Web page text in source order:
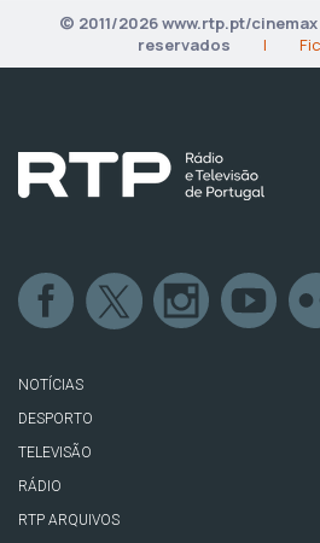
© 2011/2026 www.rtp.pt/
reservados
|
NOTÍCIAS
DESPORTO
TELEVISÃO
RÁDIO
RTP ARQUIVOS